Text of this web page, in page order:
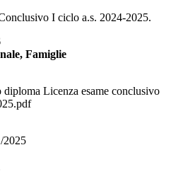
I ciclo a.s. 2024-2025.
Famiglie
Licenza esame conclusivo
2025